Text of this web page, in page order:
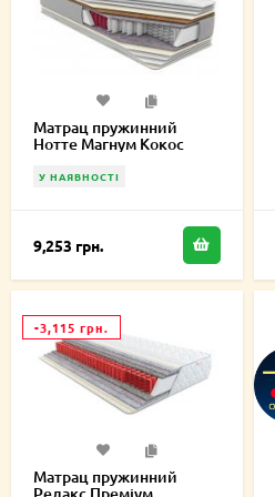
Матрац пружинний
Нотте Магнум Кокос
У НАЯВНОСТІ
9,253 грн.
-3,115 грн.
Матрац пружинний